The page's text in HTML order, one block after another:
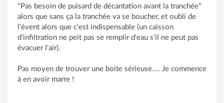
"Pas besoin de puisard de décantation avant la tranchée"
alors que sans ça la tranchée va se boucher, et oubli de
l'évent alors que c'est indispensable (un caisson
d'infiltration ne peit pas se remplir d'eau s'il ne peut pas
évacuer l'air).
Pas moyen de trouver une boite sérieuse.... Je commence
à en avoir marre !